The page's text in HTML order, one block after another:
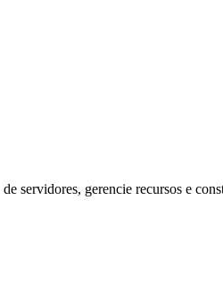
servidores, gerencie recursos e